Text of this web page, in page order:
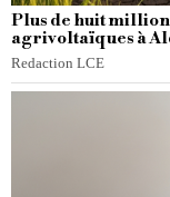
Plus de huit
agrivoltaïques à
Redaction LCE